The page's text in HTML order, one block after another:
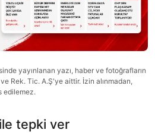
yayınlanan yazı, haber ve fotoğrafların
Rek. Tic. A.Ş'ye aittir. İzin alınmadan,
edilemez.
tepki ver